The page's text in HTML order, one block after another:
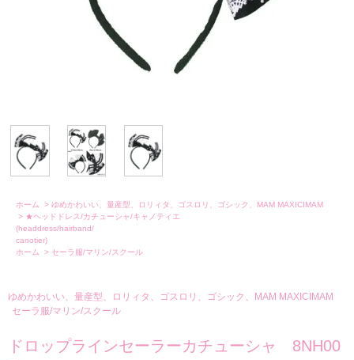
ホーム > ゆめかわいい、量産型、ロリィタ、ゴスロリ、ゴシック、MAM MAXICIMAM
> ★ヘッドドレス/カチューシャ/キャノティエ
(headdress/hairband/
canotier)
ホーム
> セーラ服/マリン/スクール
ゆめかわいい、量産型、ロリィタ、ゴスロリ、ゴシック、MAM MAXICIMAM
セーラ服/マリン/スクール
ドロップラインセーラーカチューシャ 8NH00